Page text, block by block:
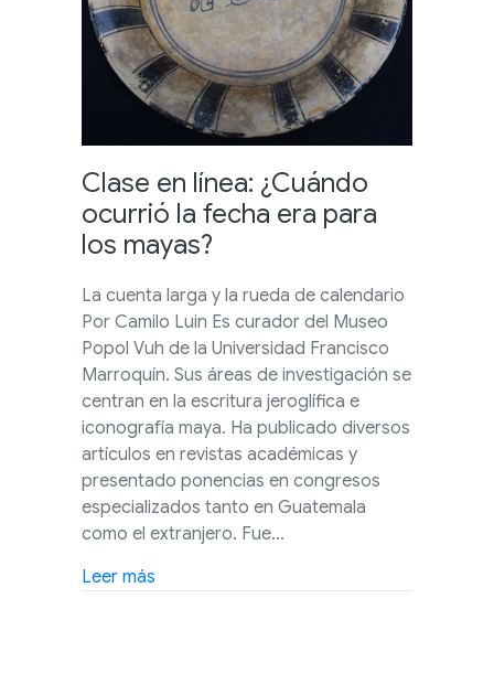
Clase en línea: ¿Cuándo
ocurrió la fecha era para
los mayas?
La cuenta larga y la rueda de calendario
Por Camilo Luin Es curador del Museo
Popol Vuh de la Universidad Francisco
Marroquín. Sus áreas de investigación se
centran en la escritura jeroglífica e
iconografía maya. Ha publicado diversos
artículos en revistas académicas y
presentado ponencias en congresos
especializados tanto en Guatemala
como el extranjero. Fue…
Leer más